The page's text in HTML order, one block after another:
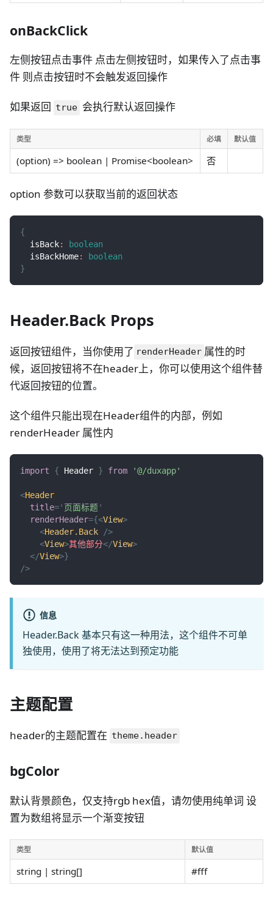
onBackClick
左侧按钮点击事件 点击左侧按钮时，如果传入了点击事
件 则点击按钮时不会触发返回操作
如果返回 true 会执行默认返回操作
类型 必填 默认值
(option) => boolean | Promise<boolean> 否
option 参数可以获取当前的返回状态
{
  isBack
:
boolean
  isBackHome
:
boolean
}
Header.Back Props
返回按钮组件，当你使用了 renderHeader 属性的时
候，返回按钮将不在header上，你可以使用这个组件替
代返回按钮的位置。
这个组件只能出现在Header组件的内部，例如
renderHeader 属性内
import { Header } from '@/duxapp'
<Header
title=' 页面标题 '
renderHeader={<View>
<Header.Back
/>
<View>其他部分</View>
</View>}
/>
信息
Header.Back 基本只有这一种用法，这个组件不可单
独使用，使用了将无法达到预定功能
主题配置
header的主题配置在 theme.header
bgColor
默认背景颜色，仅支持rgb hex值，请勿使用纯单词 设
置为数组将显示一个渐变按钮
类型 默认值
string | string[] #fff